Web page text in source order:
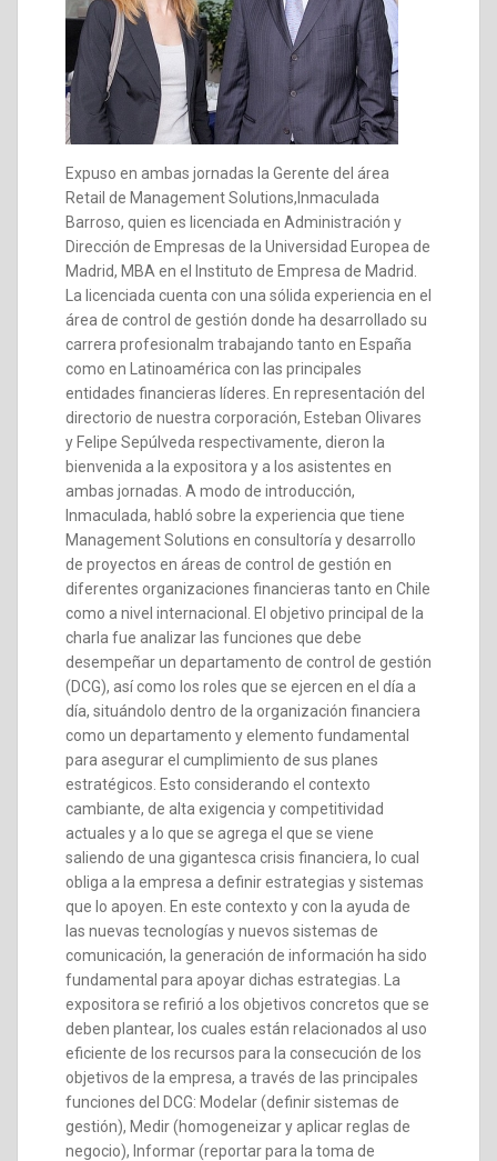
Expuso en ambas jornadas la Gerente del área
Retail de Management Solutions,Inmaculada
Barroso, quien es licenciada en Administración y
Dirección de Empresas de la Universidad Europea de
Madrid, MBA en el Instituto de Empresa de Madrid.
La licenciada cuenta con una sólida experiencia en el
área de control de gestión donde ha desarrollado su
carrera profesionalm trabajando tanto en España
como en Latinoamérica con las principales
entidades financieras líderes. En representación del
directorio de nuestra corporación, Esteban Olivares
y Felipe Sepúlveda respectivamente, dieron la
bienvenida a la expositora y a los asistentes en
ambas jornadas. A modo de introducción,
Inmaculada, habló sobre la experiencia que tiene
Management Solutions en consultoría y desarrollo
de proyectos en áreas de control de gestión en
diferentes organizaciones financieras tanto en Chile
como a nivel internacional. El objetivo principal de la
charla fue analizar las funciones que debe
desempeñar un departamento de control de gestión
(DCG), así como los roles que se ejercen en el día a
día, situándolo dentro de la organización financiera
como un departamento y elemento fundamental
para asegurar el cumplimiento de sus planes
estratégicos. Esto considerando el contexto
cambiante, de alta exigencia y competitividad
actuales y a lo que se agrega el que se viene
saliendo de una gigantesca crisis financiera, lo cual
obliga a la empresa a definir estrategias y sistemas
que lo apoyen. En este contexto y con la ayuda de
las nuevas tecnologías y nuevos sistemas de
comunicación, la generación de información ha sido
fundamental para apoyar dichas estrategias. La
expositora se refirió a los objetivos concretos que se
deben plantear, los cuales están relacionados al uso
eficiente de los recursos para la consecución de los
objetivos de la empresa, a través de las principales
funciones del DCG: Modelar (definir sistemas de
gestión), Medir (homogeneizar y aplicar reglas de
negocio), Informar (reportar para la toma de